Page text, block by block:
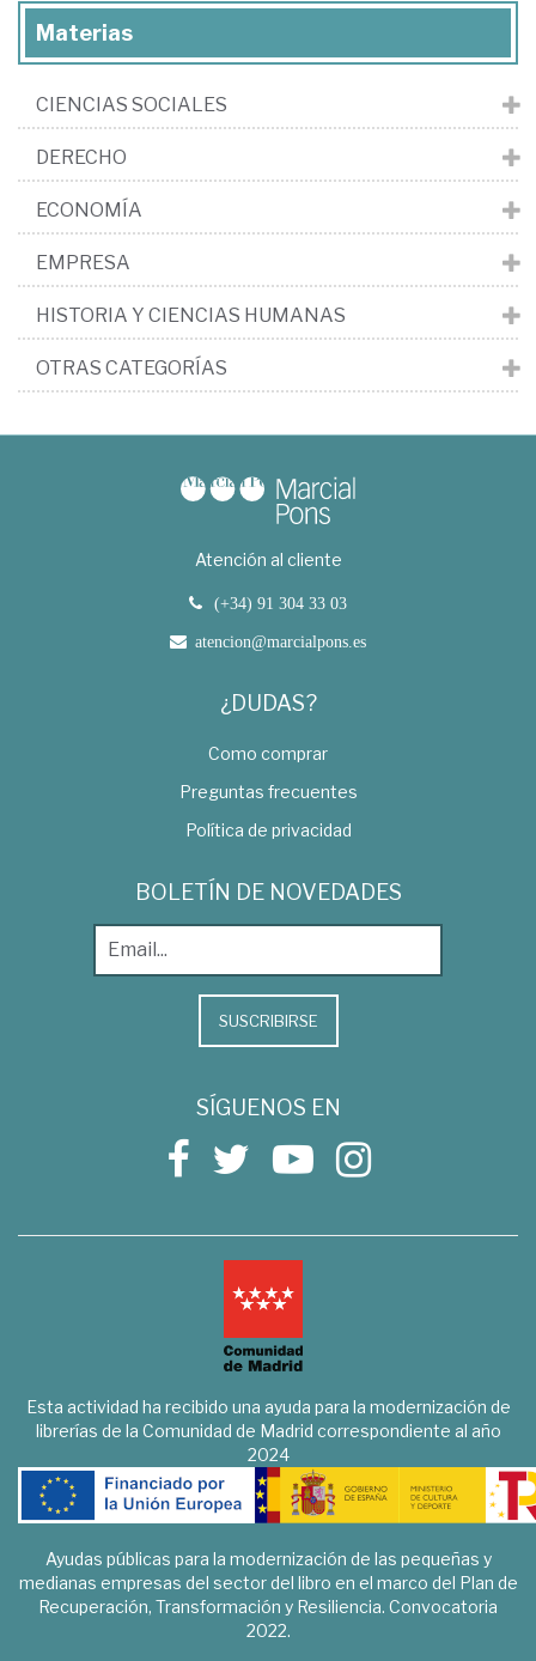
Materias
CIENCIAS SOCIALES
DERECHO
ECONOMÍA
EMPRESA
HISTORIA Y CIENCIAS HUMANAS
OTRAS CATEGORÍAS
Atención al cliente
(+34) 91 304 33 03
atencion@marcialpons.es
¿DUDAS?
Como comprar
Preguntas frecuentes
Política de privacidad
BOLETÍN DE NOVEDADES
SUSCRIBIRSE
SÍGUENOS EN
Esta actividad ha recibido una ayuda para la modernización de
librerías de la Comunidad de Madrid correspondiente al año
2024
Ayudas públicas para la modernización de las pequeñas y
medianas empresas del sector del libro en el marco del Plan de
Recuperación, Transformación y Resiliencia. Convocatoria
2022.